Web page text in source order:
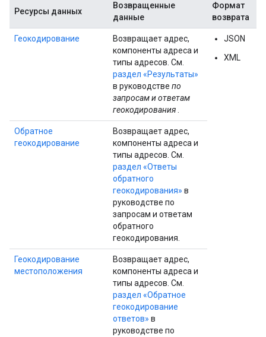
Ресурсы данных
Возвращенные
данные
Формат
возврата
Геокодирование
Возвращает адрес,
компоненты адреса и
типы адресов. См.
раздел «Результаты»
в руководстве по
запросам и ответам
геокодирования
JSON
XML
Обратное
геокодирование
Возвращает адрес,
компоненты адреса и
типы адресов. См.
раздел «Ответы
обратного
геокодирования» в
руководстве по
запросам и ответам
обратного
геокодирования.
Геокодирование
местоположения
Возвращает адрес,
компоненты адреса и
типы адресов. См.
раздел «Обратное
геокодирование
ответов» в
руководстве по